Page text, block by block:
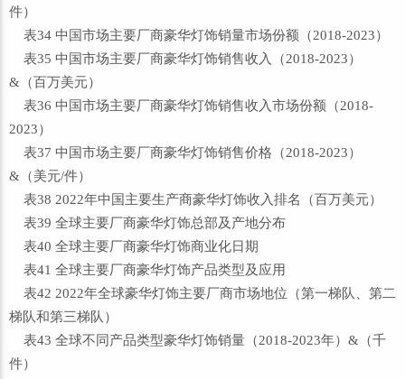
件）
表34 中国市场主要厂商豪华灯饰销量市场份额（2018-2023）
表35 中国市场主要厂商豪华灯饰销售收入（2018-2023）
&（百万美元）
表36 中国市场主要厂商豪华灯饰销售收入市场份额（2018-
2023）
表37 中国市场主要厂商豪华灯饰销售价格（2018-2023）
&（美元/件）
表38 2022年中国主要生产商豪华灯饰收入排名（百万美元）
表39 全球主要厂商豪华灯饰总部及产地分布
表40 全球主要厂商豪华灯饰商业化日期
表41 全球主要厂商豪华灯饰产品类型及应用
表42 2022年全球豪华灯饰主要厂商市场地位（第一梯队、第二
梯队和第三梯队）
表43 全球不同产品类型豪华灯饰销量（2018-2023年）&（千
件）